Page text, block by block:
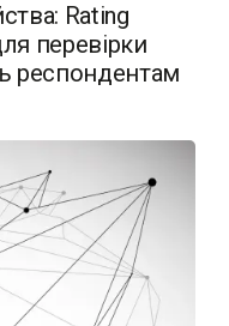
Rating
перевірки
респондентам